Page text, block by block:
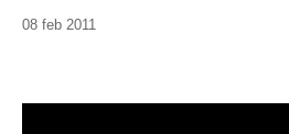
08 feb 2011